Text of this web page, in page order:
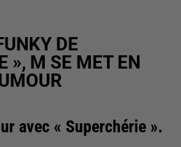
DE
», M SE MET EN
avec « Superchérie ».